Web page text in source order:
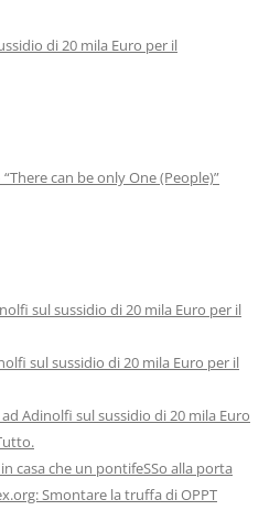
di 20 mila Euro per il
“There can be only One (People)”
sul sussidio di 20 mila Euro per il
sul sussidio di 20 mila Euro per il
Adinolfi sul sussidio di 20 mila Euro
casa che un pontifeSSo alla porta
Smontare la truffa di OPPT